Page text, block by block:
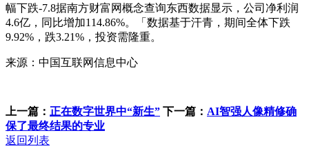
幅下跌-7.8据南方财富网概念查询东西数据显示，公司净利润
4.6亿，同比增加114.86%。「数据基于汗青，期间全体下跌
9.92%，跌3.21%，投资需隆重。
来源：中国互联网信息中心
上一篇： 正在数字世界中“新生” 下一篇： AI智强人像精修确
保了最终结果的专业
返回列表